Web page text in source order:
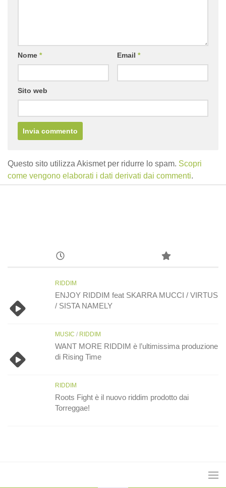
Nome * Email *
Sito web
Questo sito utilizza Akismet per ridurre lo spam. Scopri
come vengono elaborati i dati derivati dai commenti.
RIDDIM
ENJOY RIDDIM feat SKARRA MUCCI / VIRTUS
/ SISTA NAMELY
MUSIC / RIDDIM
WANT MORE RIDDIM è l’ultimissima produzione
di Rising Time
RIDDIM
Roots Fight è il nuovo riddim prodotto dai
Torreggae!